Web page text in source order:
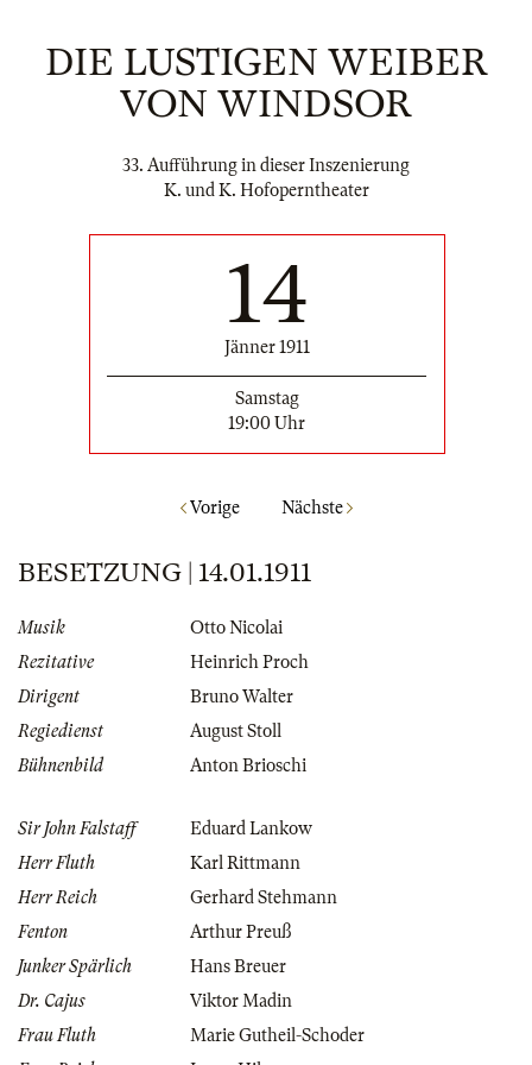
DIE LUSTIGEN WEIBER
VON WINDSOR
33. Aufführung in dieser Inszenierung
K. und K. Hofoperntheater
14
Jänner 1911
Samstag
19:00 Uhr
Vorige Nächste
BESETZUNG | 14.01.1911
Musik
Otto Nicolai
Rezitative
Heinrich Proch
Dirigent
Bruno Walter
Regiedienst
August Stoll
Bühnenbild
Anton Brioschi
Sir John Falstaff
Eduard Lankow
Herr Fluth
Karl Rittmann
Herr Reich
Gerhard Stehmann
Fenton
Arthur Preuß
Junker Spärlich
Hans Breuer
Dr. Cajus
Viktor Madin
Frau Fluth
Marie Gutheil-Schoder